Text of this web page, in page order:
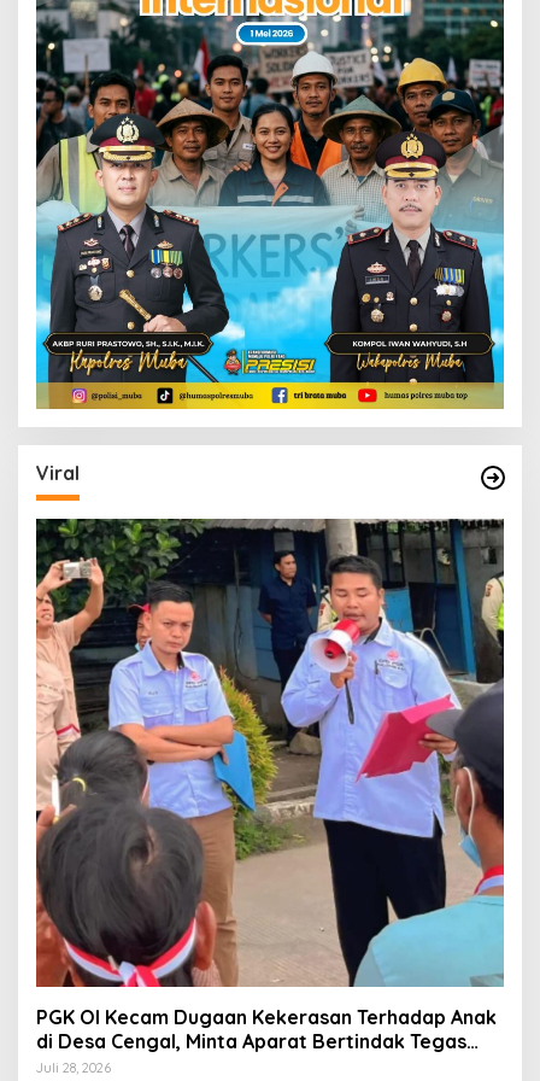
Viral
PGK OI Kecam Dugaan Kekerasan Terhadap Anak
di Desa Cengal, Minta Aparat Bertindak Tegas
Jika Terbukti
Juli 28, 2026